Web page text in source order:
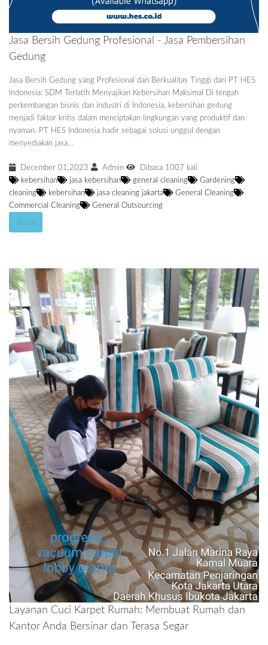
Jasa Bersih Gedung Profesional - Jasa Pembersihan
Gedung
Jasa Bersih Gedung yang Profesional dan Berkualitas Tinggi dari PT HES
Indonesia: SDM Terlatih Menyajikan Kebersihan Maksimal Di tengah
perkembangan bisnis dan industri di Indonesia, kebersihan gedung
menjadi faktor kritis dalam menciptakan lingkungan yang produktif dan
nyaman. PT HES Indonesia hadir sebagai solusi unggul dengan
menyediakan jasa…
December 01,2023 Admin
Dibaca 1007 kali
kebersihan
jasa kebersihan general cleaning
Gardening
cleaning
kebersihan jasa cleaning jakarta
General Cleaning
Commercial Cleaning
General Outsourcing
Baca
Layanan Cuci Karpet Rumah: Membuat Rumah dan
Kantor Anda Bersinar dan Terasa Segar